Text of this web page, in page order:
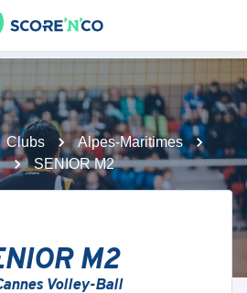
Clubs
Alpes-Maritimes
SENIOR M2
M2
Volley-Ball